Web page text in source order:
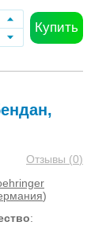
Купить
Отзывы (0)
)
: